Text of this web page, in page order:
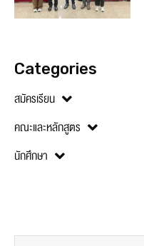
Categories
สมัครเรียน
คณะและหลักสูตร
นักศึกษา